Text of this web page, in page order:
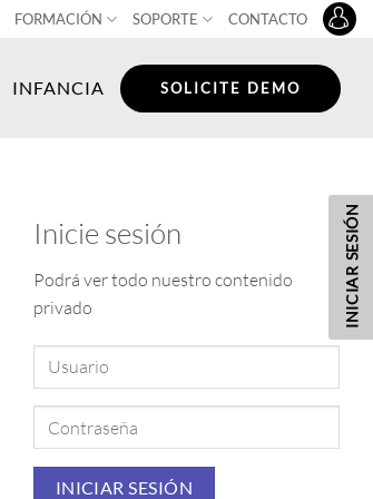
FORMACIÓN SOPORTE CONTACTO
INFANCIA SOLICITE DEMO
Inicie sesión
Podrá ver todo nuestro contenido
privado
INICIAR SESIÓN